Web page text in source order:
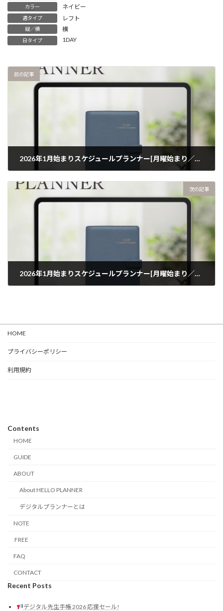
カラー ネイビー
週タイプ レフト
縦／横 横
日タイプ 1DAY
前の記事
​ 2026年1月始まりスケジュールプランナー[月曜始まり／週：ブロック／日：２DAY／色：ネイビー]
次の記事
​ 2026年1月始まりスケジュールプランナー[月曜始まり／週：レフト／日：2DAY／色：ネイビー]
HOME
プライバシーポリシー
利用規約
Contents
HOME
GUIDE
ABOUT
About HELLO PLANNER
デジタルプランナーとは
NOTE
FREE
FAQ
CONTACT
Recent Posts
デジタル先生手帳 2026 応援セール!